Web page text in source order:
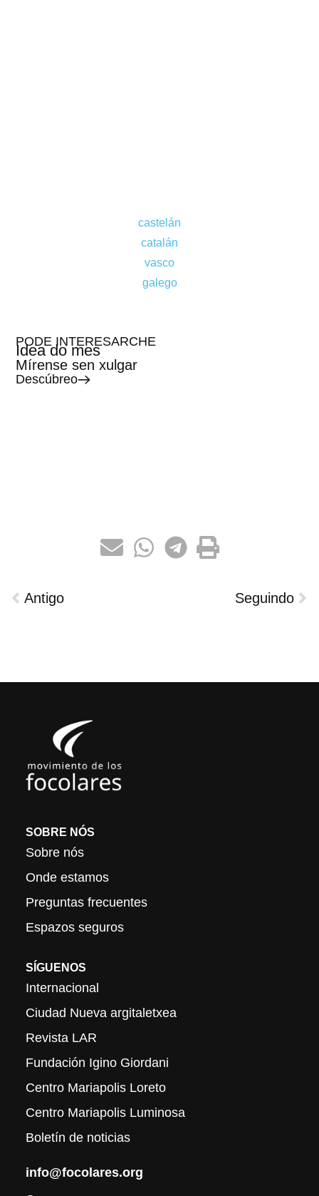
castelán
catalán
vasco
galego
PODE INTERESARCHE
Idea do mes
Mírense sen xulgar
Descúbreo
Antigo Seguindo
SOBRE NÓS
Sobre nós
Onde estamos
Preguntas frecuentes
Espazos seguros
SÍGUENOS
Internacional
Ciudad Nueva argitaletxea
Revista LAR
Fundación Igino Giordani
Centro Mariapolis Loreto
Centro Mariapolis Luminosa
Boletín de noticias
info@focolares.org